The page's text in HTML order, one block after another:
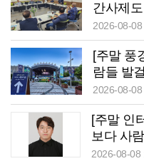
간사제
2026-08-08
[주말 풍
람들 발
날서 ‘통
2026-08-08
[주말 인
보다 사
2026-08-08